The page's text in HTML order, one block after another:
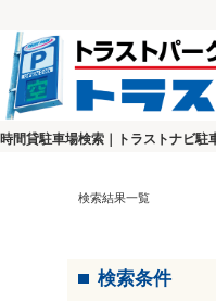
時間貸駐車場検索｜トラストナビ駐
検索結果一覧
検索条件